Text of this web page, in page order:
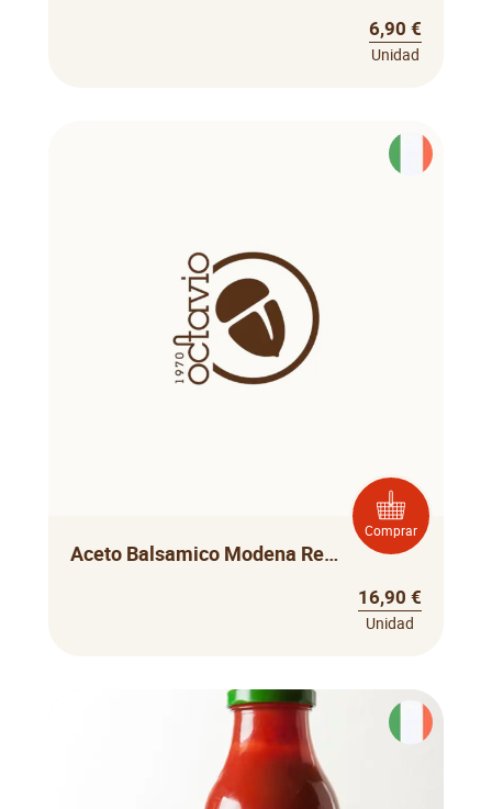
6,90 €
Unidad
Comprar
Aceto Balsamico Modena Redond
16,90 €
Unidad